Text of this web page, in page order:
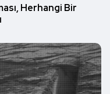
Herhangi Bir